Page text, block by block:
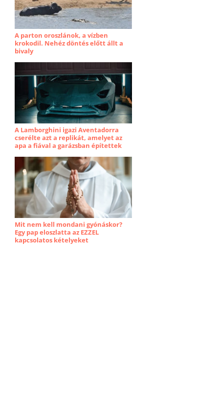
A parton oroszlánok, a vízben
krokodil. Nehéz döntés előtt állt a
bivaly
A Lamborghini igazi Aventadorra
cserélte azt a replikát, amelyet az
apa a fiával a garázsban építettek
Mit nem kell mondani gyónáskor?
Egy pap eloszlatta az EZZEL
kapcsolatos kételyeket